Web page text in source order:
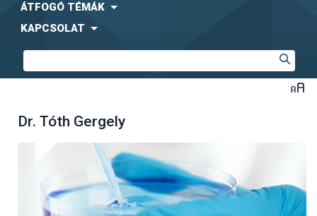
ÁTFOGÓ TÉMÁK
KAPCSOLAT
Dr. Tóth Gergely